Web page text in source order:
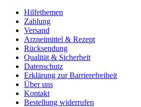
Hilfethemen
Zahlung
Versand
Arzneimittel & Rezept
Rücksendung
Qualität & Sicherheit
Datenschutz
Erklärung zur Barrierefreiheit
Über uns
Kontakt
Bestellung widerrufen